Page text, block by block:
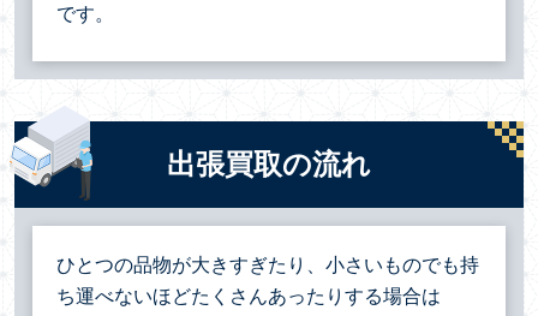
です。
出張買取の流れ
ひとつの品物が大きすぎたり、小さいものでも持
ち運べないほどたくさんあったりする場合は